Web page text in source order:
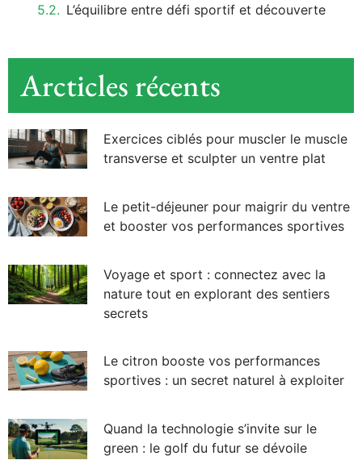
L’équilibre entre défi sportif et découverte
Arcticles récents
Exercices ciblés pour muscler le muscle
transverse et sculpter un ventre plat
Le petit-déjeuner pour maigrir du ventre
et booster vos performances sportives
Voyage et sport : connectez avec la
nature tout en explorant des sentiers
secrets
Le citron booste vos performances
sportives : un secret naturel à exploiter
Quand la technologie s’invite sur le
green : le golf du futur se dévoile